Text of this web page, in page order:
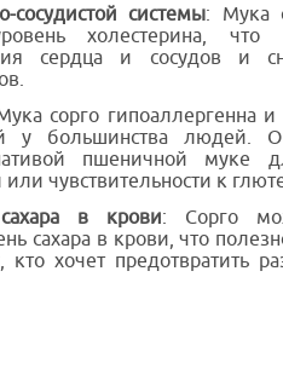
сосудистой системы: Мука
холестерина, что
сердца и сосудов и
сорго гипоаллергенна
у большинства людей.
пшеничной муке
или чувствительности к
в крови: Сорго
сахара в крови, что
хочет предотвратить